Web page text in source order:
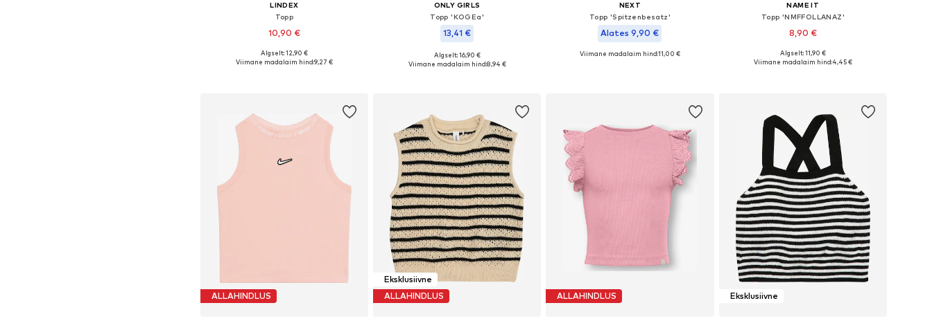
LINDEX
Topp
10,90 €
Algselt: 12,90 €
Viimane madalaim hind:9,27 €
ONLY GIRLS
Topp 'KOGEa'
13,41 €
Algselt: 16,90 €
Viimane madalaim hind:8,94 €
NEXT
Topp 'Spitzenbesatz'
Alates 9,90 €
Viimane madalaim hind:11,00 €
NAME IT
Topp 'NMFFOLLANAZ'
8,90 €
Algselt: 11,90 €
Viimane madalaim hind:4,45 €
ALLAHINDLUS
Eksklusiivne
ALLAHINDLUS
ALLAHINDLUS Eksklusiivne